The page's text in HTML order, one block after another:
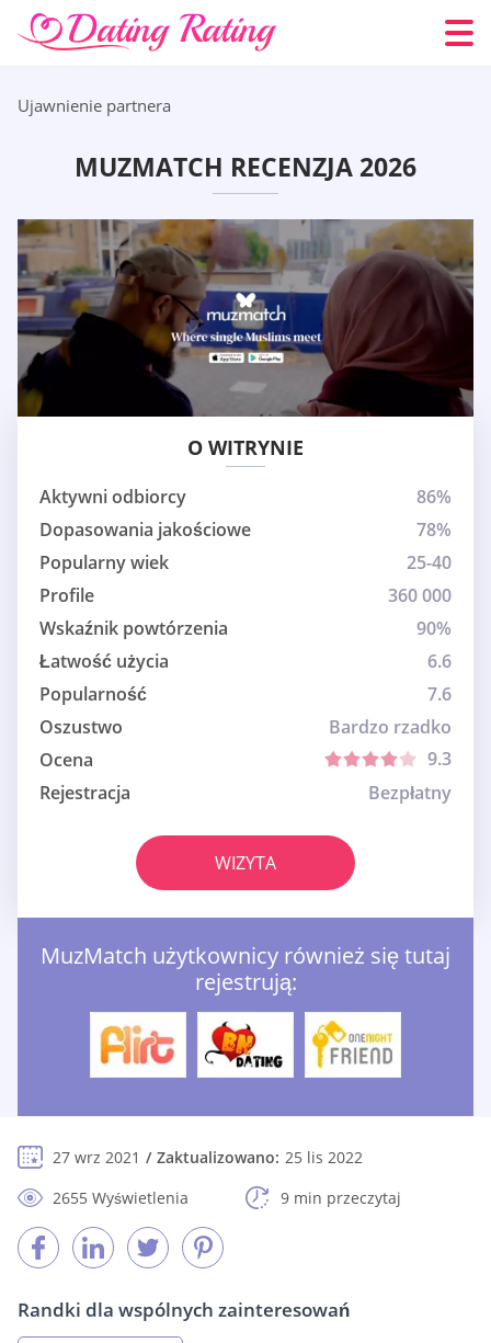
Ujawnienie partnera
MUZMATCH RECENZJA 2026
O WITRYNIE
Aktywni odbiorcy
86%
Dopasowania jakościowe
78%
Popularny wiek
25-40
Profile
360 000
Wskaźnik powtórzenia
90%
Łatwość użycia
6.6
Popularność
7.6
Oszustwo
Bardzo rzadko
Ocena
9.3
Rejestracja
Bezpłatny
WIZYTA
MuzMatch użytkownicy również się tutaj
rejestrują:
27 wrz 2021 Zaktualizowano: 25 lis 2022
2655 Wyświetlenia
9 min przeczytaj
Randki dla wspólnych zainteresowań